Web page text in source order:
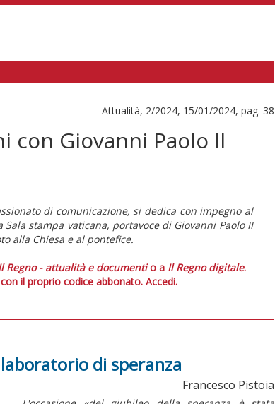
Attualità, 2/2024, 15/01/2024, pag. 38
con Giovanni Paolo II
di comunicazione, si dedica con impegno al
stampa vaticana, portavoce di Giovanni Paolo II
alla Chiesa e al pontefice.
Regno - attualità e documentio a Il Regno digitale.
il proprio codice abbonato. Accedi.
di speranza
Francesco Pistoia